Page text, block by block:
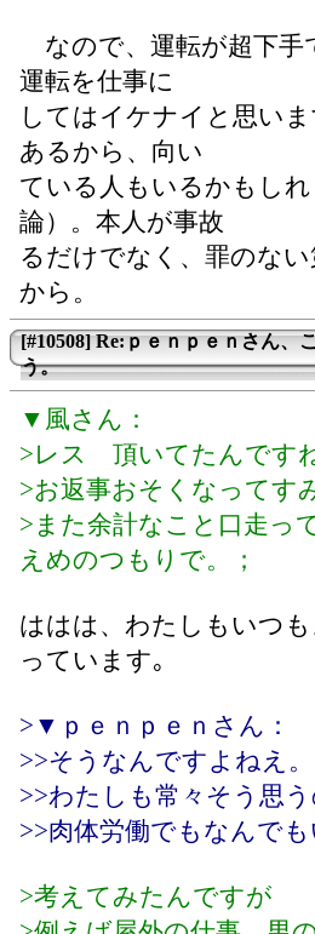
なので、運転が超下手
運転を仕事に
してはイケナイと思い
あるから、向い
ている人もいるかもし
論）。本人が事故
るだけでなく、罪のな
から。
[#10508] Re:ｐｅｎｐｅｎさん、
う。
▼風さん：
>レス 頂いてたんですね
>お返事おそくなってす
>また余計なこと口走っ
えめのつもりで。；
ははは、わたしもいつ
っています｡
>▼ｐｅｎｐｅｎさん：
>>そうなんですよねえ。
>>わたしも常々そう思
>>肉体労働でもなんで
>考えてみたんですが